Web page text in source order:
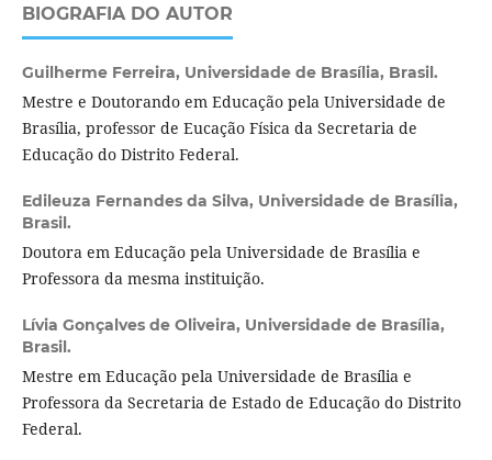
BIOGRAFIA DO AUTOR
Guilherme Ferreira, Universidade de Brasília, Brasil.
Mestre e Doutorando em Educação pela Universidade de
Brasília, professor de Eucação Física da Secretaria de
Educação do Distrito Federal.
Edileuza Fernandes da Silva, Universidade de Brasília,
Brasil.
Doutora em Educação pela Universidade de Brasília e
Professora da mesma instituição.
Lívia Gonçalves de Oliveira, Universidade de Brasília,
Brasil.
Mestre em Educação pela Universidade de Brasília e
Professora da Secretaria de Estado de Educação do Distrito
Federal.